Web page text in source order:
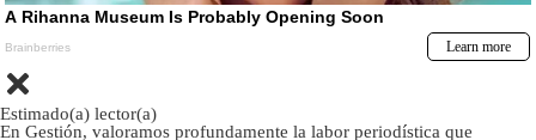
Estimado(a) lector(a)
En Gestión, valoramos profundamente la labor periodística que